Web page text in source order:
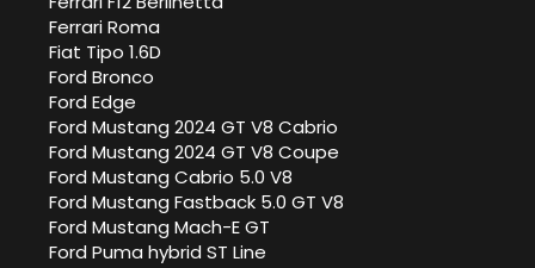
Ferrari Roma
Fiat Tipo 1.6D
Ford Bronco
Ford Edge
Ford Mustang 2024 GT V8 Cabrio
Ford Mustang 2024 GT V8 Coupe
Ford Mustang Cabrio 5.0 V8
Ford Mustang Fastback 5.0 GT V8
Ford Mustang Mach-E GT
Ford Puma hybrid ST Line